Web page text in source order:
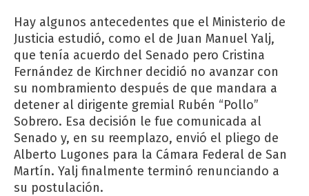
Hay algunos antecedentes que el Ministerio de
Justicia estudió, como el de Juan Manuel Yalj,
que tenía acuerdo del Senado pero Cristina
Fernández de Kirchner decidió no avanzar con
su nombramiento después de que mandara a
detener al dirigente gremial Rubén “Pollo”
Sobrero. Esa decisión le fue comunicada al
Senado y, en su reemplazo, envió el pliego de
Alberto Lugones para la Cámara Federal de San
Martín. Yalj finalmente terminó renunciando a
su postulación.